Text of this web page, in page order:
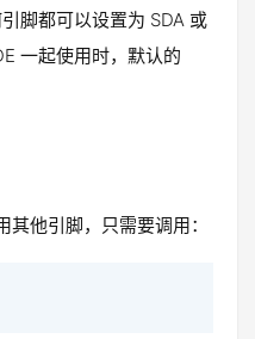
脚都可以设置为 SDA 或
一起使用时，默认的
他引脚，只需要调用：